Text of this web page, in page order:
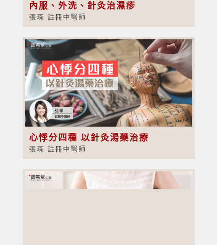
內服、外洗、針灸治濕疹
張琛 註冊中醫師
心悸分四種 以針灸湯藥治療
張琛 註冊中醫師